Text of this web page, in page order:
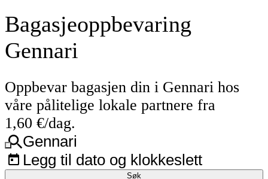
Bagasjeoppbevaring
Gennari
Oppbevar bagasjen din i Gennari hos
våre pålitelige lokale partnere fra
1,60 €/dag.
Gennari
Legg til dato og klokkeslett
Søk